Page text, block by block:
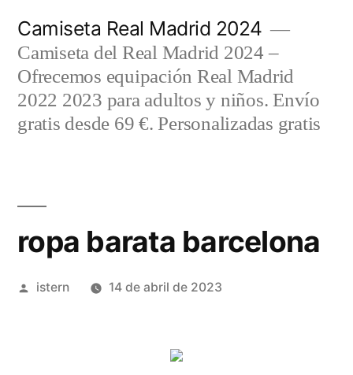
contenido
Camiseta Real Madrid 2024
Camiseta del Real Madrid 2024 –
Ofrecemos equipación Real Madrid
2022 2023 para adultos y niños. Envío
gratis desde 69 €. Personalizadas gratis
ropa barata barcelona
Publicado
istern 14 de abril de 2023